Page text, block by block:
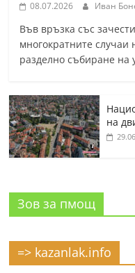
08.07.2026 Иван
Във връзка със
многократните случаи
разделно събиране на
на
Зов за пмощ
=> kazanlak.info